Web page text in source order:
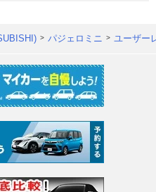
パジェロミニ ユーザー